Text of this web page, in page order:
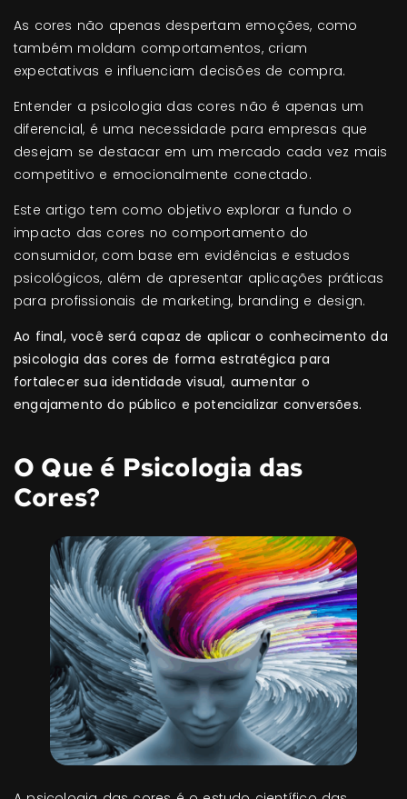
As cores não apenas despertam emoções, como
também moldam comportamentos, criam
expectativas e influenciam decisões de compra.
Entender a psicologia das cores não é apenas um
diferencial, é uma necessidade para empresas que
desejam se destacar em um mercado cada vez mais
competitivo e emocionalmente conectado.
Este artigo tem como objetivo explorar a fundo o
impacto das cores no comportamento do
consumidor, com base em evidências e estudos
psicológicos, além de apresentar aplicações práticas
para profissionais de marketing, branding e design.
Ao final, você será capaz de aplicar o conhecimento da
psicologia das cores de forma estratégica para
fortalecer sua identidade visual, aumentar o
engajamento do público e potencializar conversões.
O Que é Psicologia das
Cores?